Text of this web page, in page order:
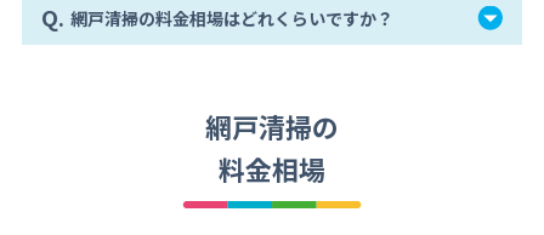
Q. 網戸清掃の料金相場はどれくらいですか？
網戸清掃の
料金相場